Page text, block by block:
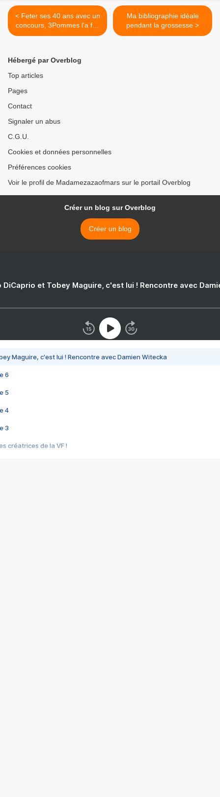
< Feter ses 40 ans avec un
concours, 3Pommes l'a fait
!
Ma bibliographie idéale
pendant la grossesse >
Hébergé par Overblog
Top articles
Pages
Contact
Signaler un abus
C.G.U.
Cookies et données personnelles
Préférences cookies
Voir le profil de Madamezazaofmars sur le portail Overblog
Créer un blog sur Overblog
Créer un blog
DiCaprio et Tobey Maguire, c'est lui ! Rencontre avec
Maguire, c'est lui ! Rencontre avec Damien Witecka
6
5
4
3
créatrices de la VF !